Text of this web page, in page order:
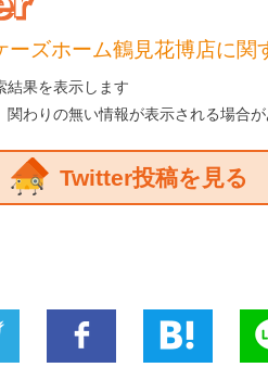
ーズホーム鶴見花博店に関
結果を表示します
わりの無い情報が表示される場合
Twitter投稿を見る